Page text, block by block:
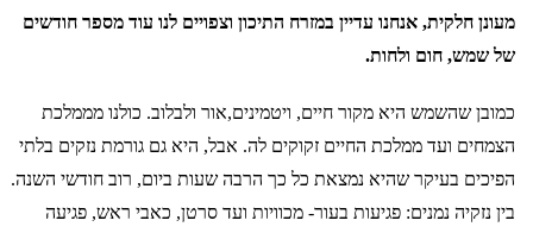
מעונן חלקית, אנחנו עדיין במזרח התיכון וצפויים לנו עוד מספר חודשים
של שמש, חום ולחות.
כמובן שהשמש היא מקור חיים, ויטמינים,אור ולבלוב. כולנו מממלכת
הצמחים ועד ממלכת החיים זקוקים לה. אבל, היא גם גורמת נזקים בלתי
הפיכים בעיקר שהיא נמצאת כל כך הרבה שעות ביום, רוב חודשי השנה.
בין נזקיה נמנים: פגיעות בעור- מכוויות ועד סרטן, כאבי ראש, פגיעה